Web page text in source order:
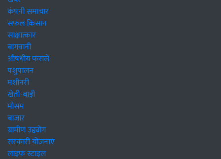
कंपनी समाचार
सफल किसान
साक्षात्कार
बागवानी
औषधीय फसलें
पशुपालन
मशीनरी
खेती-बाड़ी
मौसम
बाजार
ग्रामीण उद्द्योग
सरकारी योजनाएं
लाइफ स्टाइल